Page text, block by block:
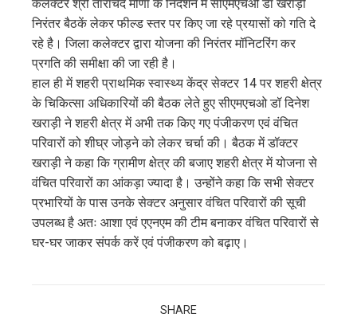
कलेक्टर श्री ताराचंद मीणा के निर्देशन में सीएमएचओ डॉ खराड़ी
निरंतर बैठकें लेकर फील्ड स्तर पर किए जा रहे प्रयासों को गति दे
रहे है। जिला कलेक्टर द्वारा योजना की निरंतर मॉनिटरिंग कर
प्रगति की समीक्षा की जा रही है।
हाल ही में शहरी प्राथमिक स्वास्थ्य केंद्र सेक्टर 14 पर शहरी क्षेत्र
के चिकित्सा अधिकारियों की बैठक लेते हुए सीएमएचओ डॉ दिनेश
खराड़ी ने शहरी क्षेत्र में अभी तक किए गए पंजीकरण एवं वंचित
परिवारों को शीघ्र जोड़ने को लेकर चर्चा की। बैठक में डॉक्टर
खराड़ी ने कहा कि ग्रामीण क्षेत्र की बजाए शहरी क्षेत्र में योजना से
वंचित परिवारों का आंकड़ा ज्यादा है। उन्होंने कहा कि सभी सेक्टर
प्रभारियों के पास उनके सेक्टर अनुसार वंचित परिवारों की सूची
उपलब्ध है अतः आशा एवं एएनएम की टीम बनाकर वंचित परिवारों से
घर-घर जाकर संपर्क करें एवं पंजीकरण को बढ़ाए।
SHARE